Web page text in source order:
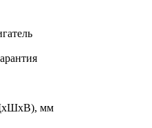
мм